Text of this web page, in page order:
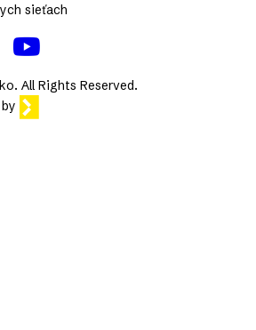
sieťach
All Rights Reserved.